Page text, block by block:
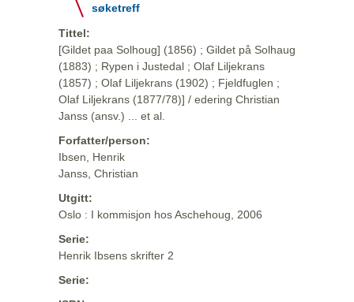
søketreff
Tittel:
[Gildet paa Solhoug] (1856) ; Gildet på Solhaug
(1883) ; Rypen i Justedal ; Olaf Liljekrans
(1857) ; Olaf Liljekrans (1902) ; Fjeldfuglen ;
Olaf Liljekrans (1877/78)] / edering Christian
Janss (ansv.) ... et al.
Forfatter/person:
Ibsen, Henrik
Janss, Christian
Utgitt:
Oslo : I kommisjon hos Aschehoug, 2006
Serie:
Henrik Ibsens skrifter 2
Serie: